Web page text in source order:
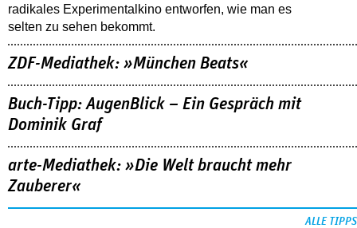
radikales Experimentalkino entworfen, wie man es
selten zu sehen bekommt.
ZDF-Mediathek: »München Beats«
Buch-Tipp: AugenBlick – Ein Gespräch mit
Dominik Graf
arte-Mediathek: »Die Welt braucht mehr
Zauberer«
ALLE TIPPS